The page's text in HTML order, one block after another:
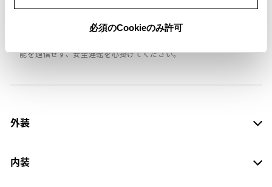
必須のCookieのみ許可
す。また、道路状況、車両状態、天候等により作動しない場合があり
ます。詳しくは、販売店スタッフにおたずねください。
能を過信せず、安全運転を心掛けてください。
外装
内装